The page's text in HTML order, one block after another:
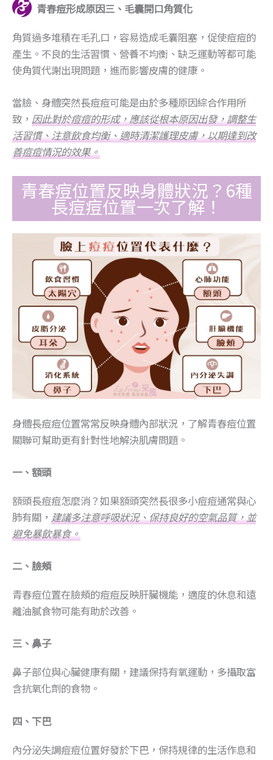
青春痘形成原因三、毛囊開口角質化
角質過多堆積在毛孔口，容易造成毛囊阻塞，促使痘痘的
產生。不良的生活習慣、營養不均衡、缺乏運動等都可能
使角質代謝出現問題，進而影響皮膚的健康。
當臉、身體突然長痘痘可能是由於多種原因綜合作用所
致， 因此對於痘痘的形成，應該從根本原因出發，調整生
活習慣、注意飲食均衡、適時清潔護理皮膚，以期達到改
善痘痘情況的效果。
青春痘位置反映身體狀況？6種
長痘痘位置一次了解！
身體長痘痘位置常常反映身體內部狀況，了解青春痘位置
關聯可幫助更有針對性地解決肌膚問題。
一、額頭
額頭長痘痘怎麼消？如果額頭突然長很多小痘痘通常與心
肺有關， 建議多注意呼吸狀況、保持良好的空氣品質，並
避免暴飲暴食。
二、臉頰
青春痘位置在臉頰的痘痘反映肝臟機能，適度的休息和遠
離油膩食物可能有助於改善。
三、鼻子
鼻子部位與心臟健康有關，建議保持有氧運動，多攝取富
含抗氧化劑的食物。
四、下巴
內分泌失調痘痘位置好發於下巴，保持規律的生活作息和